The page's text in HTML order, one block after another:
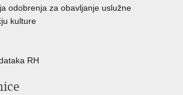
odobrenja za obavljanje uslužne
kulture
RH